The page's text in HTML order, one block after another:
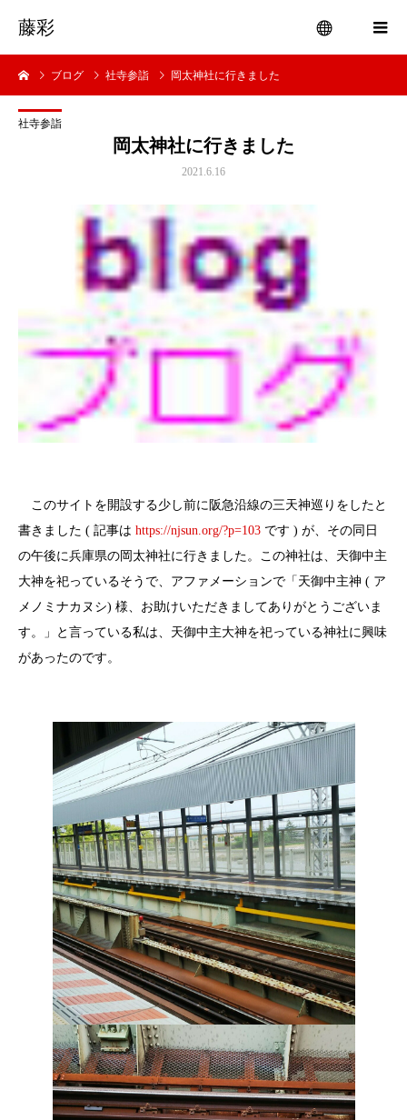
藤彩
ブログ 社寺参詣 岡太神社に行きました
社寺参詣
岡太神社に行きました
2021.6.16
このサイトを開設する少し前に阪急沿線の三天神巡りをしたと
書きました ( 記事は https://njsun.org/?p=103 です ) が、その同日
の午後に兵庫県の岡太神社に行きました。この神社は、天御中主
大神を祀っているそうで、アファメーションで「天御中主神 ( ア
メノミナカヌシ) 様、お助けいただきましてありがとうございま
す。」と言っている私は、天御中主大神を祀っている神社に興味
があったのです。